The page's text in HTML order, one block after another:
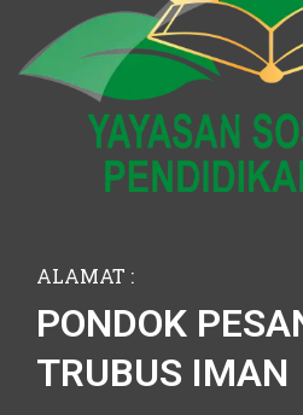
ALAMAT :
PONDOK
TRUBUS IMAN